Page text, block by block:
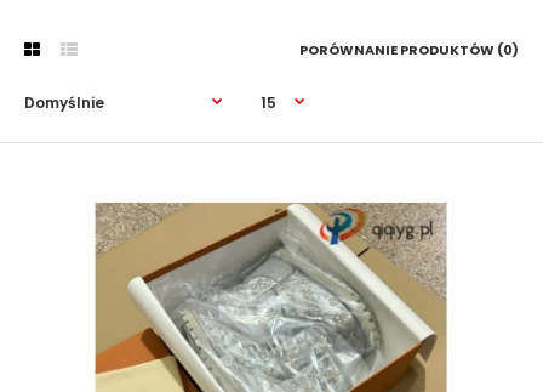
PORÓWNANIE PRODUKTÓW (0)